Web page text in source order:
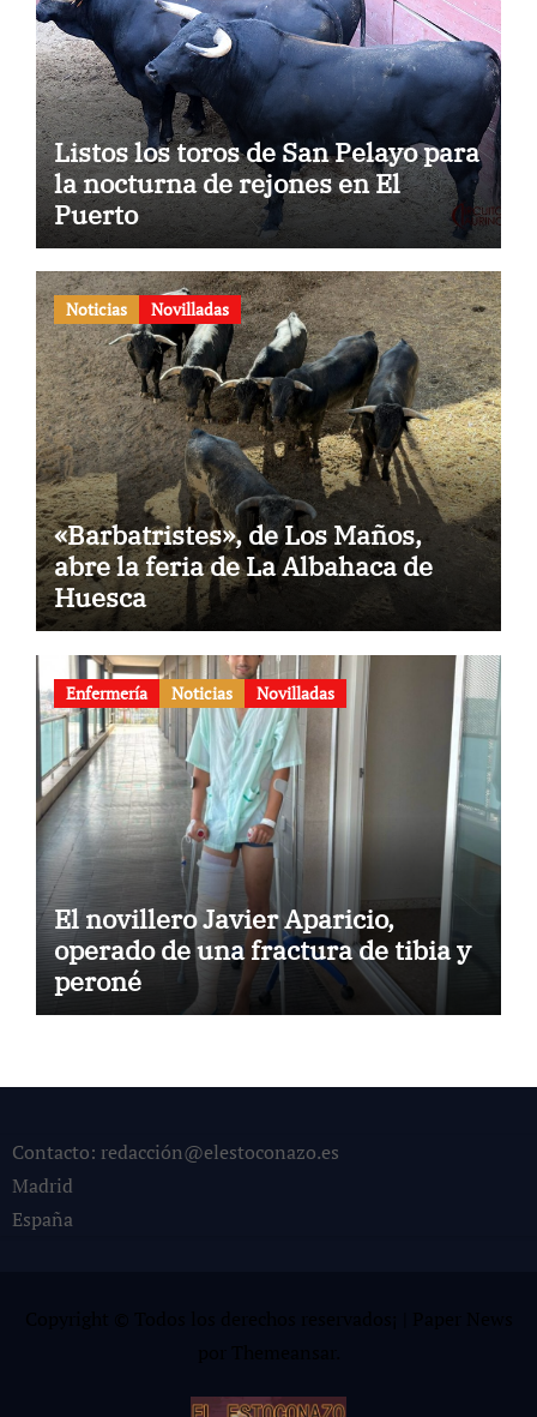
Listos los toros de San Pelayo para
la nocturna de rejones en El
Puerto
Noticias Novilladas
«Barbatristes», de Los Maños,
abre la feria de La Albahaca de
Huesca
Enfermería Noticias Novilladas
El novillero Javier Aparicio,
operado de una fractura de tibia y
peroné
Contacto: redacción@elestoconazo.es
Madrid
España